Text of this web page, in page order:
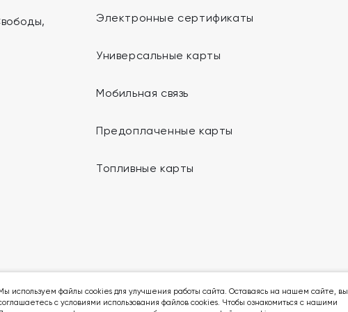
Электронные сертификаты
Универсальные карты
Мобильная связь
Предоплаченные карты
Топливные карты
Мы в социальных сетях:
используем файлы cookies для улучшения работы сайта. Оставаясь на нашем сайте, вы
с условиями использования файлов cookies. Чтобы ознакомиться с нашими